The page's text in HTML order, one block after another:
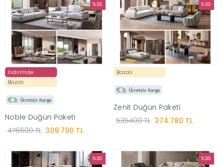
%35
İndirimde
Bazalı
Noble Düğün Paketi
476600 TL 309.790 TL
%30
Bazalı
Zenit Düğün Paketi
535400 TL 374.780 TL
%30 %30